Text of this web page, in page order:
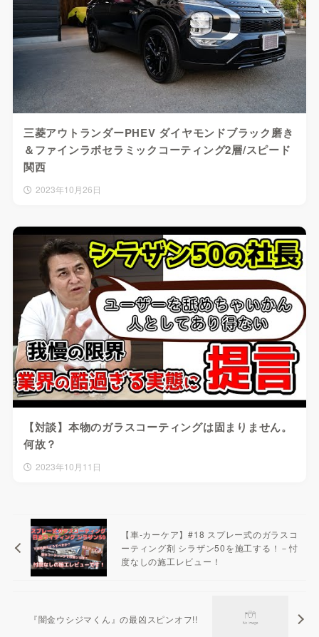
三菱アウトランダーPHEV ダイヤモンドブラック磨き
＆ファインラボセラミックコーティング2層/スピード
関西
2023年10月26日
【対談】本物のガラスコーティングは固まりません。
何故？
2023年10月11日
【車-カーケア】#18 スプレー式のガラスコ
ーティング剤 シラザン50を施工する！－忖
度なしの施工レビュー！
『闇金ウシジマくん』の最凶スピンオフ!!